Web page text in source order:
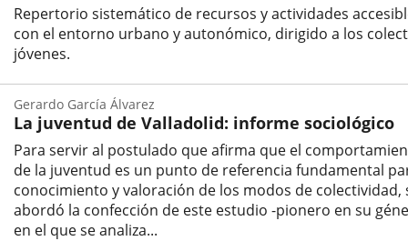
Repertorio sistemático de recursos y actividades
con el entorno urbano y autonómico, dirigido a los
jóvenes.
La juventud de Valladolid: informe sociológico
Para servir al postulado que afirma que el
de la juventud es un punto de referencia fundamental
conocimiento y valoración de los modos de colectividad,
abordó la confección de este estudio -pionero en su
en el que se analiza...
Gerardo García Álvarez